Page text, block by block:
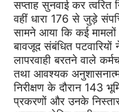
सप्ताह सुनवाई कर त्वरित
वहीं धारा 176 से जुड़े
सामने आया कि कई मामलों
बावजूद संबंधित
लापरवाही बरतने वाले
तथा आवश्यक
निरीक्षण के दौरान 143
प्रकरणों और उनके